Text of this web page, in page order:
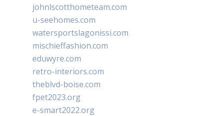
johnlscotthometeam.com
u-seehomes.com
watersportslagonissi.com
mischieffashion.com
eduwyre.com
retro-interiors.com
theblvd-boise.com
fpet2023.org
e-smart2022.org